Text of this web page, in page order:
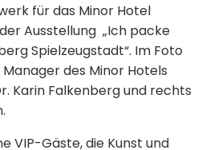
für das Minor Hotel
Ausstellung „Ich packe
Spielzeugstadt“. Im Foto
des Minor Hotels
Karin Falkenberg und rechts
VIP-Gäste, die Kunst und